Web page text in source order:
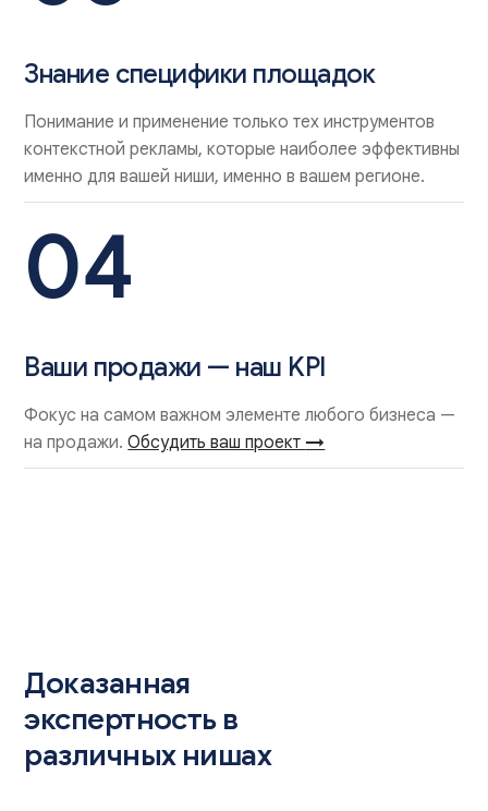
Знание специфики площадок
Понимание и применение только тех инструментов
контекстной рекламы, которые наиболее эффективны
именно для вашей ниши, именно в вашем регионе.
04
Ваши продажи — наш KPI
Фокус на самом важном элементе любого бизнеса —
на продажи.Обсудить ваш проект→
Доказанная
экспертность в
различных нишах